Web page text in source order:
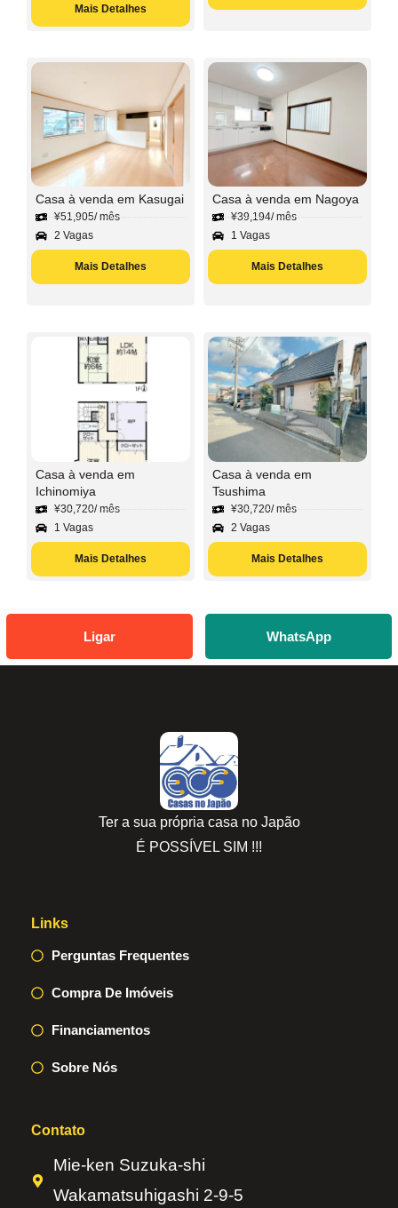
Mais Detalhes
Casa à venda em Kasugai
¥51,905/ mês
2 Vagas
Mais Detalhes
Casa à venda em Nagoya
¥39,194/ mês
1 Vagas
Mais Detalhes
Casa à venda em
Ichinomiya
¥30,720/ mês
1 Vagas
Mais Detalhes
Casa à venda em
Tsushima
¥30,720/ mês
2 Vagas
Mais Detalhes
Ligar WhatsApp
Ter a sua própria casa no Japão
É POSSÍVEL SIM !!!
Links
Perguntas Frequentes
Compra De Imóveis
Financiamentos
Sobre Nós
Contato
Mie-ken Suzuka-shi
Wakamatsuhigashi 2-9-5